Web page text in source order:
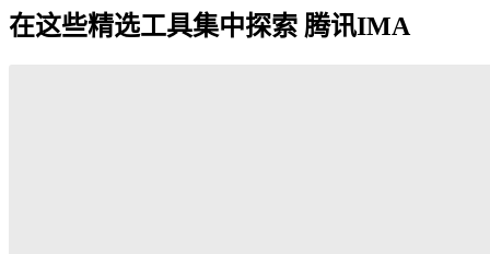
在这些精选工具集中探索 腾讯IMA